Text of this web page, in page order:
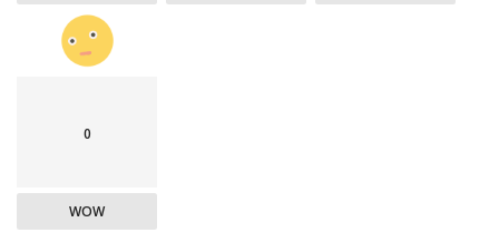
0
WOW